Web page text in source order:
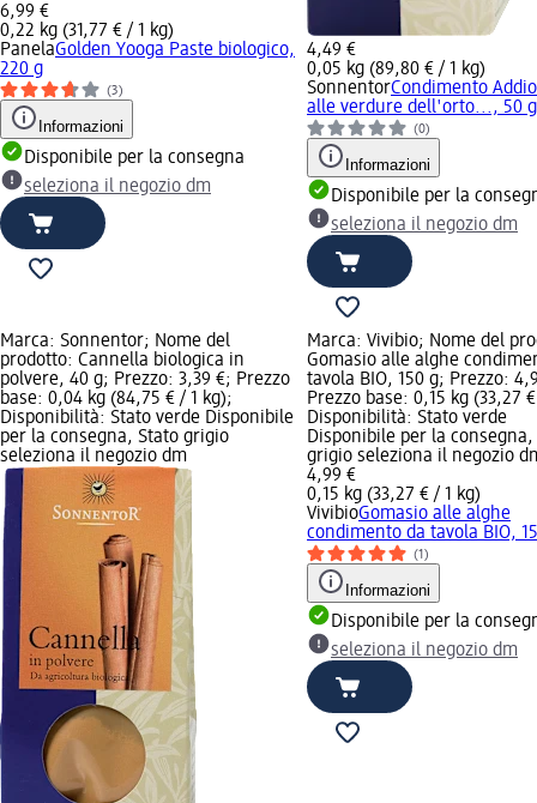
6,99 €
0,22 kg (31,77 € / 1 kg)
PanelaGolden Yooga Paste biologico,
220 g
(3)
Informazioni
Disponibile per la consegna
seleziona il negozio dm
4,49 €
0,05 kg (89,80 € / 1 kg)
SonnentorCondimento
alle verdure dell'orto..., 50 g
(0)
Informazioni
Disponibile per la
seleziona il negozio dm
Marca: Sonnentor; Nome del
prodotto: Cannella biologica in
polvere, 40 g; Prezzo: 3,39 €; Prezzo
base: 0,04 kg (84,75 € / 1 kg);
Disponibilità: Stato verde Disponibile
per la consegna, Stato grigio
seleziona il negozio dm
Marca: Vivibio; Nome del
Gomasio alle alghe
tavola BIO, 150 g; Prezzo:
Prezzo base: 0,15 kg (33,27
Disponibilità: Stato verde
Disponibile per la consegna,
grigio seleziona il negozio
4,99 €
0,15 kg (33,27 € / 1 kg)
VivibioGomasio alle alghe
condimento da tavola BIO,
(1)
Informazioni
Disponibile per la
seleziona il negozio dm